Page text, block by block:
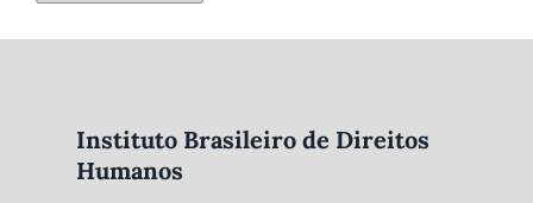
Instituto Brasileiro de Direitos
Humanos